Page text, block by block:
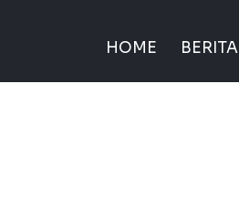
HOME BERITA